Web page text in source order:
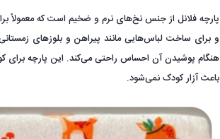
پارچه فلانل از جنس نخ‌های نرم و ضخیم است که معمولاً
و برای ساخت لباس‌هایی مانند پیراهن و بلوزهای
هنگام پوشیدن آن احساس راحتی می‌کند. این پارچه برای
باعث آزار کودک نمی‌شود.